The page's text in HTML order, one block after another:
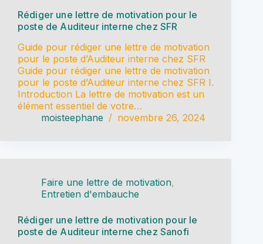
Rédiger une lettre de motivation pour le
poste de Auditeur interne chez SFR
Guide pour rédiger une lettre de motivation
pour le poste d’Auditeur interne chez SFR
Guide pour rédiger une lettre de motivation
pour le poste d’Auditeur interne chez SFR I.
Introduction La lettre de motivation est un
élément essentiel de votre…
moisteephane
novembre 26, 2024
Faire une lettre de motivation,
Entretien d'embauche
Rédiger une lettre de motivation pour le
poste de Auditeur interne chez Sanofi